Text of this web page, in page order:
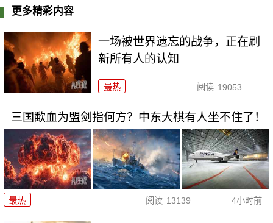
更多精彩内容
一场被世界遗忘的战争，正在刷
新所有人的认知
最热 阅读 19053
三国歃血为盟剑指何方？中东大棋有人坐不住了！
最热 阅读 13139 4小时前